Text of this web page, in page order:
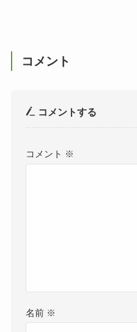
コメント
コメントする
コメント ※
名前 ※